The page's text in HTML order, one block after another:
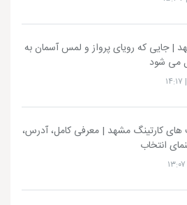
| جایی که رویای پرواز و لمس آسمان به
می شود
کارتینگ مشهد | معرفی کامل، آدرس،
انتخاب